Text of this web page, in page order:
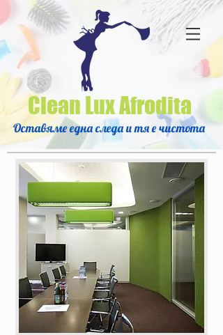
Clean Lux Afrodita
Оставяме една следа и тя е чистота